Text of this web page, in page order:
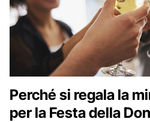
Perché si regala la
per la Festa della